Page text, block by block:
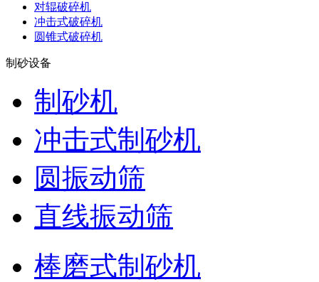
对辊破碎机
冲击式破碎机
圆锥式破碎机
制砂设备
制砂机
冲击式制砂机
圆振动筛
直线振动筛
棒磨式制砂机